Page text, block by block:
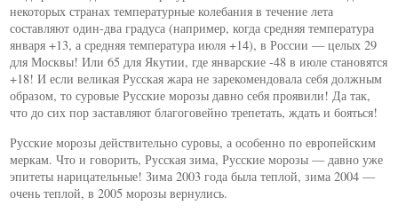
некоторых странах температурные колебания в течение лета
составляют один-два градуса (например, когда средняя температура
января +13, а средняя температура июля +14), в России — целых 29
для Москвы! Или 65 для Якутии, где январские -48 в июле становятся
+18! И если великая Русская жара не зарекомендовала себя должным
образом, то суровые Русские морозы давно себя проявили! Да так,
что до сих пор заставляют благоговейно трепетать, ждать и бояться!
Русские морозы действительно суровы, а особенно по европейским
меркам. Что и говорить, Русская зима, Русские морозы — давно уже
эпитеты нарицательные! Зима 2003 года была теплой, зима 2004 —
очень теплой, в 2005 морозы вернулись.